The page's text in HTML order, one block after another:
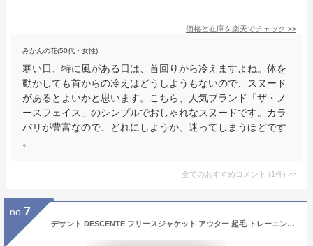
価格と在庫を楽天でチェック >>
みかんの花(50代・女性)
寒い日、特に風がある日は、首回りから冷えますよね。体を
動かしても首からの冷えはどうしようもないので、スヌード
があるとよいかと思います。こちら、人気ブランド「ザ・ノ
ースフェイス」のシンプルでおしゃれなスヌードです。カラ
バリが豊富なので、どれにしようか、迷ってしまうほどです
。
全てのおすすめコメント (1件) >
no. 7
デサント DESCENTE フリースジャケット アウター 起毛 トレーニング 移動 チーム 防寒 冬 冬場 フード付き フーディー ジップアップ フルジップ 上着 ジャンパー ウエア アパレル 服 防風 保温 野球 ソフトボール DBX2660C